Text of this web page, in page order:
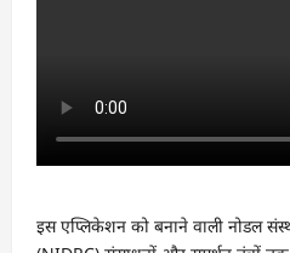
इस एप्लिकेशन को बनाने वाली नोडल